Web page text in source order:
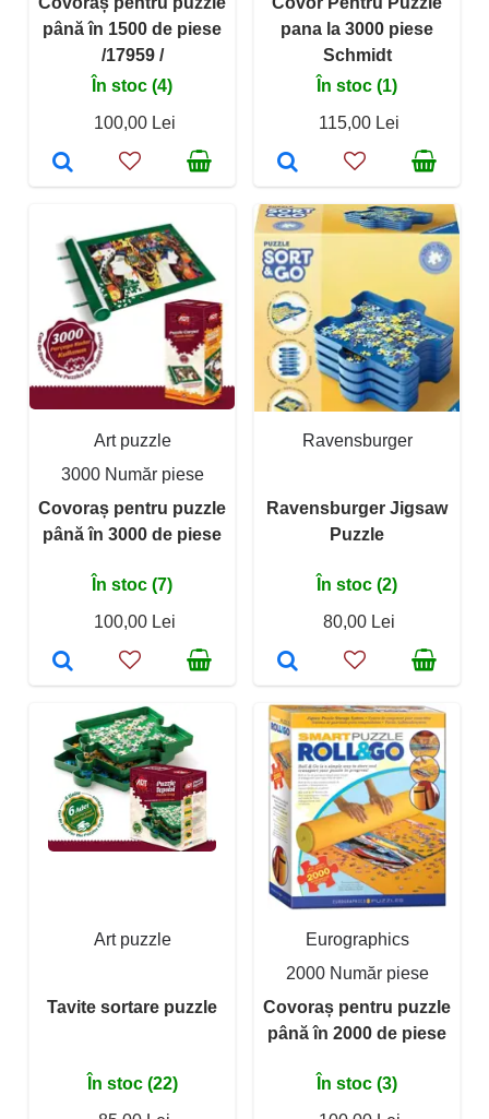
până în 1500 de piese
/17959 /
În stoc (4)
100,00 Lei
pana la 3000 piese
Schmidt
În stoc (1)
115,00 Lei
Art puzzle
3000 Număr piese
Covoraș pentru puzzle
până în 3000 de piese
În stoc (7)
100,00 Lei
Ravensburger
Ravensburger Jigsaw
Puzzle
În stoc (2)
80,00 Lei
Art puzzle
Tavite sortare puzzle
În stoc (22)
Eurographics
2000 Număr piese
Covoraș pentru puzzle
până în 2000 de piese
În stoc (3)